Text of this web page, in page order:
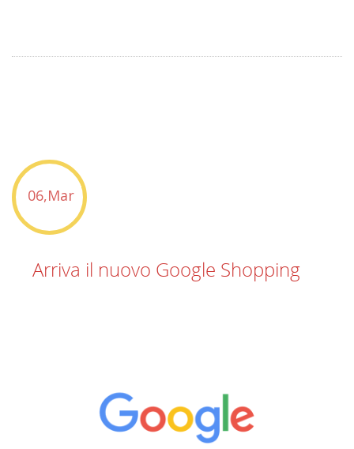
06,Mar
Arriva il nuovo Google Shopping